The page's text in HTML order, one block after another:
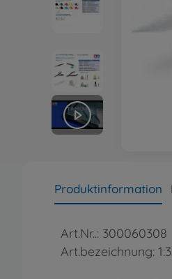
Produktinformation
Art.Nr..: 300060308
Art.bezeichnung: